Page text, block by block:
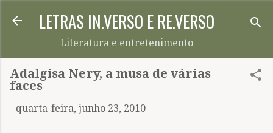
Pular para o conteúdo principal
LETRAS IN.VERSO E RE.VERSO
Literatura e entretenimento
Adalgisa Nery, a musa de várias
faces
- quarta-feira, junho 23, 2010